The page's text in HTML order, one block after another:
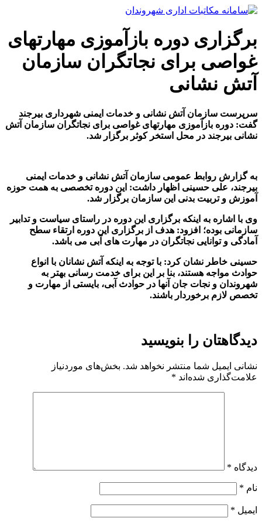
پرش
محتوا
برگزاری دوره بازآموزی مهارتهای
غواصی برای نجاتگران سازمان
آتش نشانی
سرپرست سازمان آتش نشانی و خدمات ایمنی شهرداری بیرجند
گفت: دوره بازآموزی مهارتهای غواصی برای نجاتگران سازمان آتش
نشانی بیرجند در محل استخر کوثر برگزار شد.
به گزارش روابط عمومی سازمان آتش نشانی و خدمات ایمنی
بیرجند، علی حسینی اظهار داشت: این دوره تخصصی به همت حوزه
آموزش و تربیت بدنی این سازمان برگزار شد.
وی با اشاره به اینکه برگزاری این دوره در راستای سیاست و تدابیر
سازمانی بوده؛ افزود: هدف از برگزاری این دوره ارتقاء سطح
آمادگی و توانایی نجاتگران در مهارت های آبی می باشد.
حسینی خاطر نشان کرد: با توجه به اینکه آتش نشانان با انواع
حوادث مواجه هستند، بنا بر این برای خدمت رسانی بهتر به
شهروندان و نجات جان آنها در حوادث آبی، بایستی از مهارت و
تخصص لازم برخوردار باشند.
دیدگاهتان را بنویسید
نشانی ایمیل شما منتشر نخواهد شد. بخش‌های موردنیاز
علامت‌گذاری شده‌اند *
دیدگاه *
نام *
ایمیل *